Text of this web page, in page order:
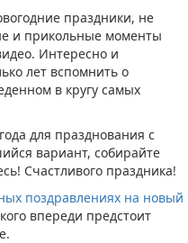
праздники, не
и прикольные моменты
Интересно и
лет вспомнить о
в кругу самых
для празднования с
вариант, собирайте
Счастливого праздника!
поздравлениях на новый
впереди предстоит